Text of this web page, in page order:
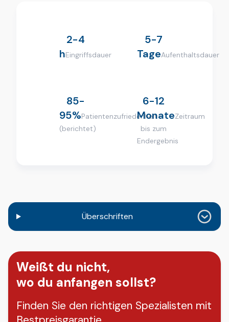
2-4
hEingriffsdauer
5-7
TageAufenthaltsdauer
85-
95%Patientenzufriedenheit
(berichtet)
6-12
MonateZeitraum
bis zum
Endergebnis
Überschriften
Weißt du nicht,
wo du anfangen sollst?
Finden Sie den richtigen Spezialisten mit